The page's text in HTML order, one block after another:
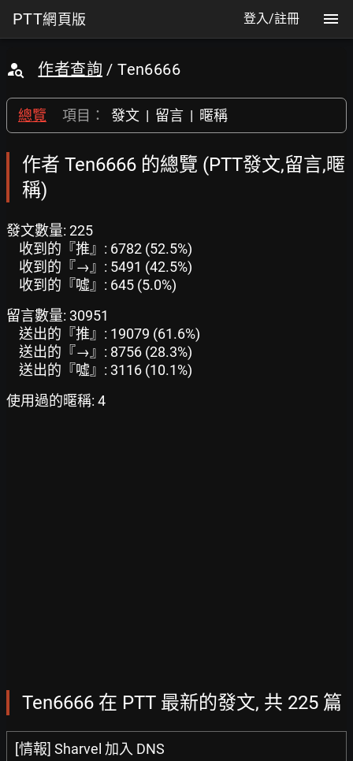
PTT網頁版 登入/註冊
作者查詢 / Ten6666
總覽 項目： 發文 | 留言 | 暱稱
作者 Ten6666 的總覽 (PTT發文,留言,暱
稱)
發文數量: 225
收到的『推』: 6782 (52.5%)
收到的『→』: 5491 (42.5%)
收到的『噓』: 645 (5.0%)
留言數量: 30951
送出的『推』: 19079 (61.6%)
送出的『→』: 8756 (28.3%)
送出的『噓』: 3116 (10.1%)
使用過的暱稱: 4
Ten6666 在 PTT 最新的發文, 共 225 篇
[情報] Sharvel 加入 DNS